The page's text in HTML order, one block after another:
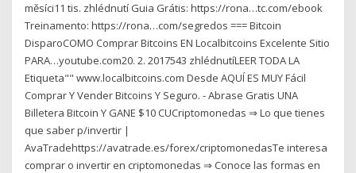
měsíci11 tis. zhlédnutí Guia Grátis: https://rona…tc.com/ebook ️️
Treinamento: https://rona…com/segredos === Bitcoin
DisparoCOMO Comprar Bitcoins EN Localbitcoins Excelente Sitio
PARA…youtube.com20. 2. 2017543 zhlédnutíLEER TODA LA
Etiqueta"" www.localbitcoins.com Desde AQUÍ ES MUY Fácil
Comprar Y Vender Bitcoins Y Seguro. - Abrase Gratis UNA
Billetera Bitcoin Y GANE $10 CUCriptomonedas ⇒ Lo que tienes
que saber p/invertir |
AvaTradehttps://avatrade.es/forex/criptomonedasTe interesa
comprar o invertir en criptomonedas ⇒ Conoce las formas en